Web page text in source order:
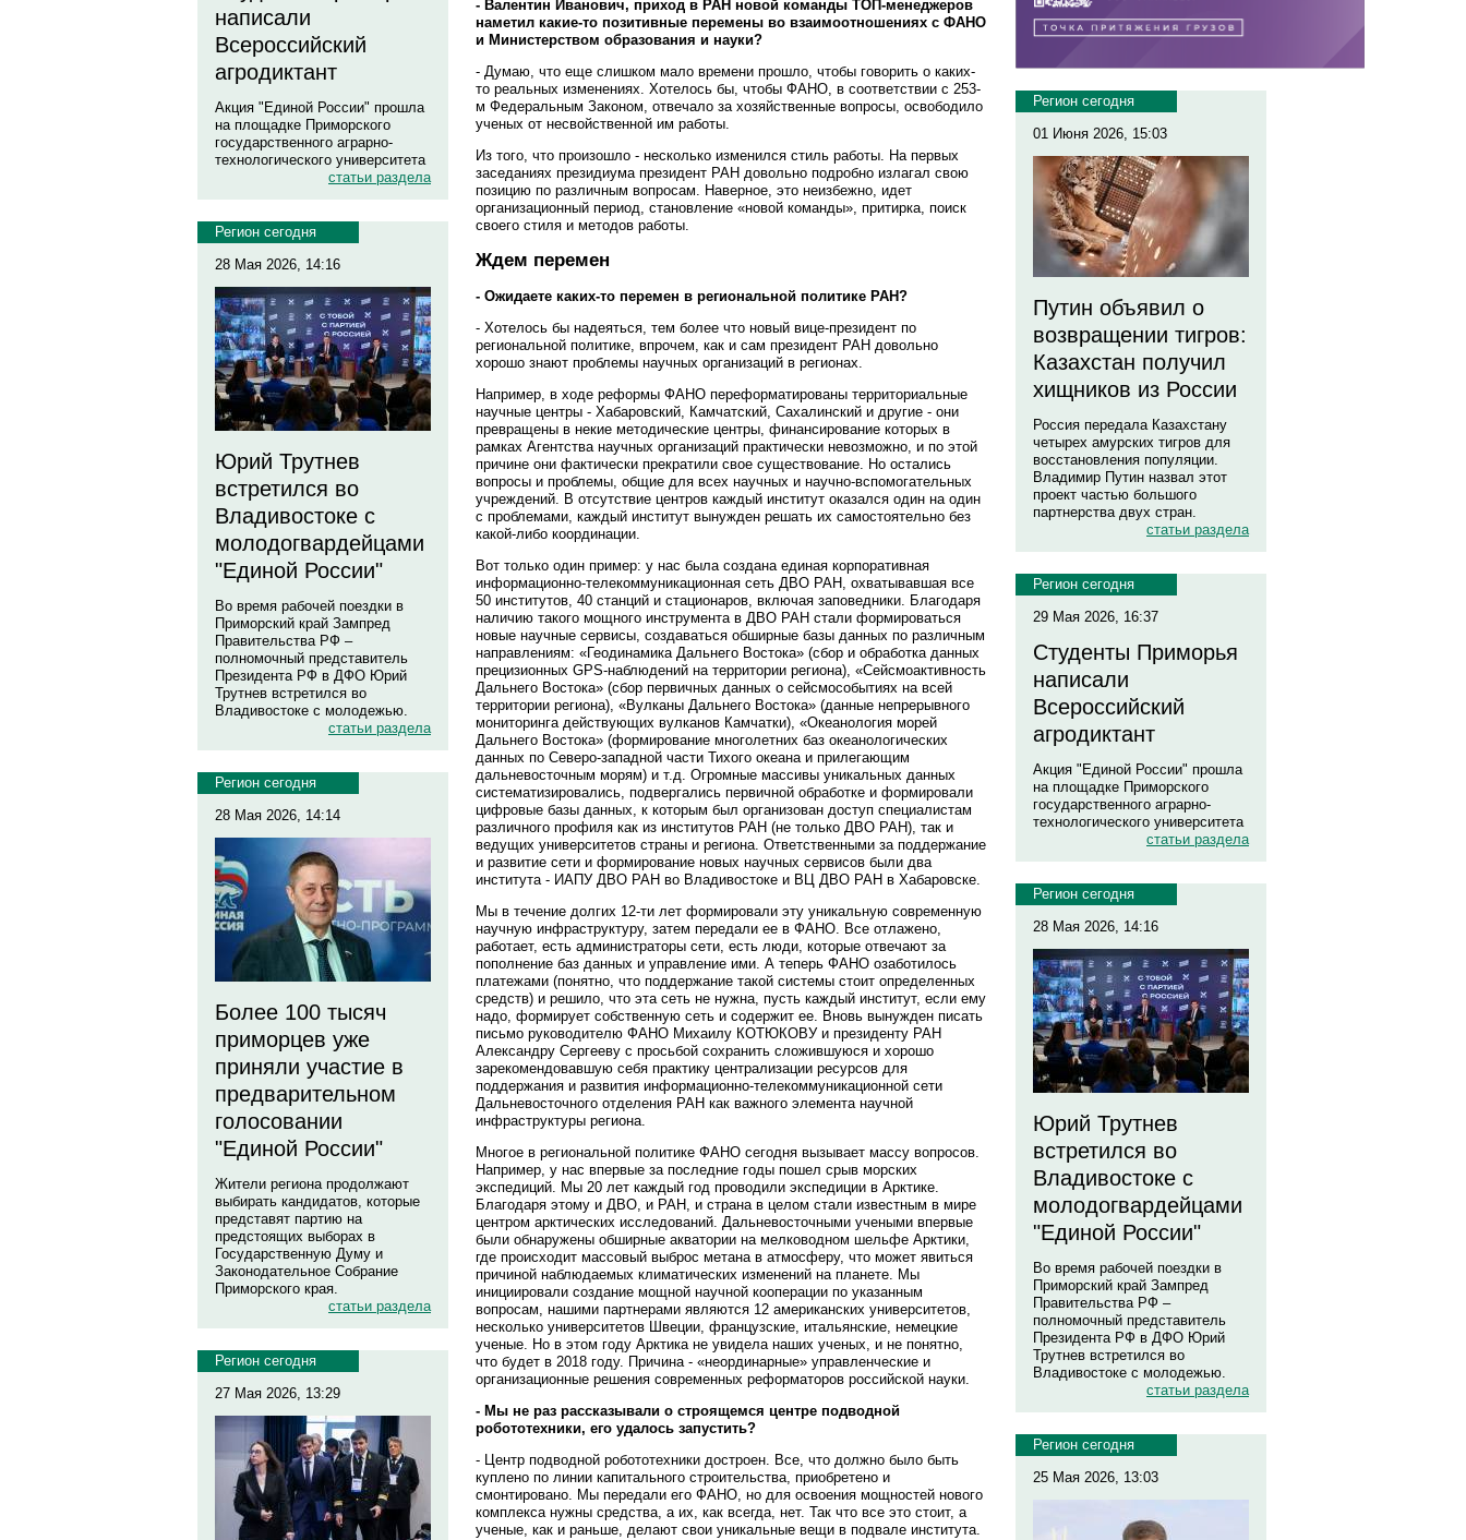
написали
Всероссийский
агродиктант
Акция "Единой России" прошла
на площадке Приморского
государственного аграрно-
технологического университета
статьи раздела
Регион сегодня
28 Мая 2026, 14:16
Юрий Трутнев
встретился во
Владивостоке с
молодогвардейцами
"Единой России"
Во время рабочей поездки в
Приморский край Зампред
Правительства РФ –
полномочный представитель
Президента РФ в ДФО Юрий
Трутнев встретился во
Владивостоке с молодежью.
статьи раздела
Регион сегодня
28 Мая 2026, 14:14
Более 100 тысяч
приморцев уже
приняли участие в
предварительном
голосовании
"Единой России"
Жители региона продолжают
выбирать кандидатов, которые
представят партию на
предстоящих выборах в
Государственную Думу и
Законодательное Собрание
Приморского края.
статьи раздела
Регион сегодня
27 Мая 2026, 13:29
- Валентин Иванович, приход в РАН новой команды ТОП-менеджеров
наметил какие-то позитивные перемены во взаимоотношениях с ФАНО
и Министерством образования и науки?
- Думаю, что еще слишком мало времени прошло, чтобы говорить о каких-
то реальных изменениях. Хотелось бы, чтобы ФАНО, в соответствии с 253-
м Федеральным Законом, отвечало за хозяйственные вопросы, освободило
ученых от несвойственной им работы.
Из того, что произошло - несколько изменился стиль работы. На первых
заседаниях президиума президент РАН довольно подробно излагал свою
позицию по различным вопросам. Наверное, это неизбежно, идет
организационный период, становление «новой команды», притирка, поиск
своего стиля и методов работы.
Ждем перемен
- Ожидаете каких-то перемен в региональной политике РАН?
- Хотелось бы надеяться, тем более что новый вице-президент по
региональной политике, впрочем, как и сам президент РАН довольно
хорошо знают проблемы научных организаций в регионах.
Например, в ходе реформы ФАНО переформатированы территориальные
научные центры - Хабаровский, Камчатский, Сахалинский и другие - они
превращены в некие методические центры, финансирование которых в
рамках Агентства научных организаций практически невозможно, и по этой
причине они фактически прекратили свое существование. Но остались
вопросы и проблемы, общие для всех научных и научно-вспомогательных
учреждений. В отсутствие центров каждый институт оказался один на один
с проблемами, каждый институт вынужден решать их самостоятельно без
какой-либо координации.
Вот только один пример: у нас была создана единая корпоративная
информационно-телекоммуникационная сеть ДВО РАН, охватывавшая все
50 институтов, 40 станций и стационаров, включая заповедники. Благодаря
наличию такого мощного инструмента в ДВО РАН стали формироваться
новые научные сервисы, создаваться обширные базы данных по различным
направлениям: «Геодинамика Дальнего Востока» (сбор и обработка данных
прецизионных GPS-наблюдений на территории региона), «Сейсмоактивность
Дальнего Востока» (сбор первичных данных о сейсмособытиях на всей
территории региона), «Вулканы Дальнего Востока» (данные непрерывного
мониторинга действующих вулканов Камчатки), «Океанология морей
Дальнего Востока» (формирование многолетних баз океанологических
данных по Северо-западной части Тихого океана и прилегающим
дальневосточным морям) и т.д. Огромные массивы уникальных данных
систематизировались, подвергались первичной обработке и формировали
цифровые базы данных, к которым был организован доступ специалистам
различного профиля как из институтов РАН (не только ДВО РАН), так и
ведущих университетов страны и региона. Ответственными за поддержание
и развитие сети и формирование новых научных сервисов были два
института - ИАПУ ДВО РАН во Владивостоке и ВЦ ДВО РАН в Хабаровске.
Мы в течение долгих 12-ти лет формировали эту уникальную современную
научную инфраструктуру, затем передали ее в ФАНО. Все отлажено,
работает, есть администраторы сети, есть люди, которые отвечают за
пополнение баз данных и управление ими. А теперь ФАНО озаботилось
платежами (понятно, что поддержание такой системы стоит определенных
средств) и решило, что эта сеть не нужна, пусть каждый институт, если ему
надо, формирует собственную сеть и содержит ее. Вновь вынужден писать
письмо руководителю ФАНО Михаилу КОТЮКОВУ и президенту РАН
Александру Сергееву с просьбой сохранить сложившуюся и хорошо
зарекомендовавшую себя практику централизации ресурсов для
поддержания и развития информационно-телекоммуникационной сети
Дальневосточного отделения РАН как важного элемента научной
инфраструктуры региона.
Многое в региональной политике ФАНО сегодня вызывает массу вопросов.
Например, у нас впервые за последние годы пошел срыв морских
экспедиций. Мы 20 лет каждый год проводили экспедиции в Арктике.
Благодаря этому и ДВО, и РАН, и страна в целом стали известным в мире
центром арктических исследований. Дальневосточными учеными впервые
были обнаружены обширные акватории на мелководном шельфе Арктики,
где происходит массовый выброс метана в атмосферу, что может явиться
причиной наблюдаемых климатических изменений на планете. Мы
инициировали создание мощной научной кооперации по указанным
вопросам, нашими партнерами являются 12 американских университетов,
несколько университетов Швеции, французские, итальянские, немецкие
ученые. Но в этом году Арктика не увидела наших ученых, и не понятно,
что будет в 2018 году. Причина - «неординарные» управленческие и
организационные решения современных реформаторов российской науки.
- Мы не раз рассказывали о строящемся центре подводной
робототехники, его удалось запустить?
- Центр подводной робототехники достроен. Все, что должно было быть
куплено по линии капитального строительства, приобретено и
смонтировано. Мы передали его ФАНО, но для освоения мощностей нового
комплекса нужны средства, а их, как всегда, нет. Так что все это стоит, а
ученые, как и раньше, делают свои уникальные вещи в подвале института.
Регион сегодня
01 Июня 2026, 15:03
Путин объявил о
возвращении тигров:
Казахстан получил
хищников из России
Россия передала Казахстану
четырех амурских тигров для
восстановления популяции.
Владимир Путин назвал этот
проект частью большого
партнерства двух стран.
статьи раздела
Регион сегодня
29 Мая 2026, 16:37
Студенты Приморья
написали
Всероссийский
агродиктант
Акция "Единой России" прошла
на площадке Приморского
государственного аграрно-
технологического университета
статьи раздела
Регион сегодня
28 Мая 2026, 14:16
Юрий Трутнев
встретился во
Владивостоке с
молодогвардейцами
"Единой России"
Во время рабочей поездки в
Приморский край Зампред
Правительства РФ –
полномочный представитель
Президента РФ в ДФО Юрий
Трутнев встретился во
Владивостоке с молодежью.
статьи раздела
Регион сегодня
25 Мая 2026, 13:03